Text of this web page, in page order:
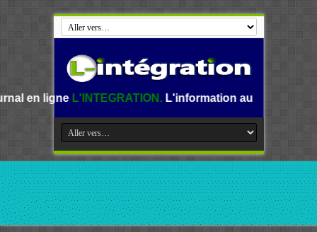
L'information au Benin, en Afrique et dans